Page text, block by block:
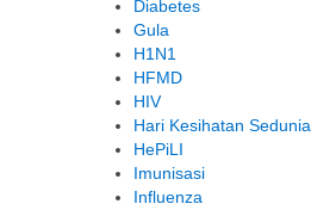
Diabetes
Gula
H1N1
HFMD
HIV
Hari Kesihatan Sedunia
HePiLI
Imunisasi
Influenza